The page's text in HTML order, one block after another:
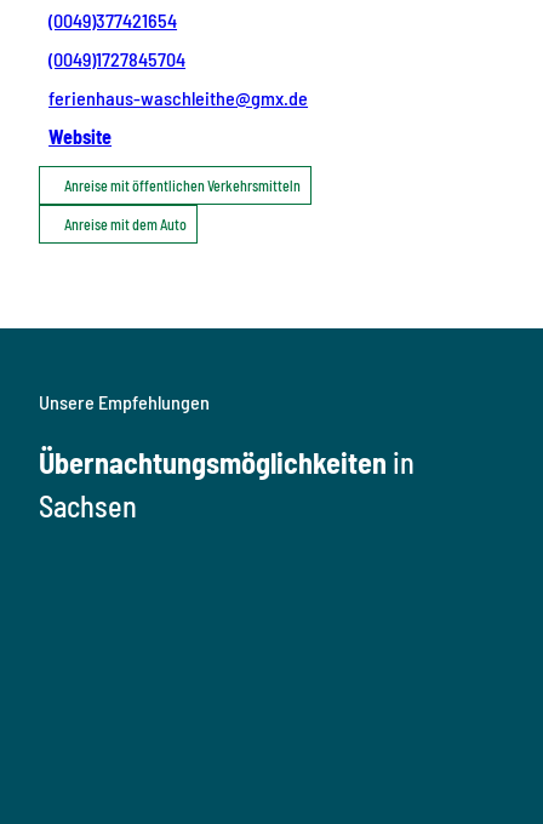
(0049)377421654
(0049)1727845704
ferienhaus-waschleithe@gmx.de
Website
Anreise mit öffentlichen Verkehrsmitteln
Anreise mit dem Auto
Unsere Empfehlungen
Übernachtungsmöglichkeiten in
Sachsen